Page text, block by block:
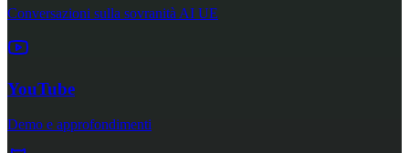
Conversazioni sulla sovranità AI UE
YouTube
Demo e approfondimenti